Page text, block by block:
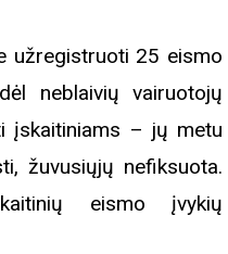
užregistruoti 25 eismo
neblaivių vairuotojų
įskaitiniams – jų metu
žuvusiųjų nefiksuota.
eismo įvykių